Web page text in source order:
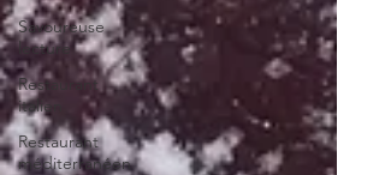
Savoureuse
lecture
Restaurant
italien
Restaurant
méditerranéen